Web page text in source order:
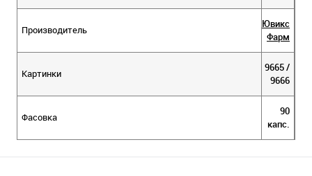
Производитель
Ювикс
Фарм
Картинки
9665 /
9666
Фасовка
90
капс.